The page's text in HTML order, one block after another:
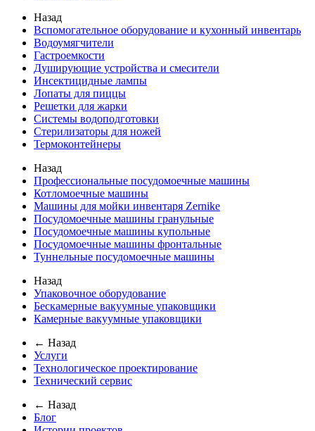
Назад
Вспомогательное оборудование и кухонный инвентарь
Водоумягчители
Гастроемкости
Душирующие устройства и смесители
Инсектицидные лампы
Лопаты для пиццы
Решетки для жарки
Системы водоподготовки
Стерилизаторы для ножей
Термоконтейнеры
Назад
Профессиональные посудомоечные машины
Котломоечные машины
Машины для мойки инвентаря Zernike
Посудомоечные машины гранульные
Посудомоечные машины купольные
Посудомоечные машины фронтальные
Туннельные посудомоечные машины
Назад
Упаковочное оборудование
Бескамерные вакуумные упаковщики
Камерные вакуумные упаковщики
← Назад
Услуги
Технологическое проектирование
Технический сервис
← Назад
Блог